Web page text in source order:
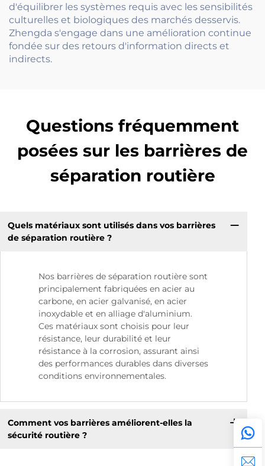
d'équilibrer les systèmes requis avec les sensibilités
culturelles et biologiques des marchés desservis.
Zhengda s'engage dans une amélioration continue
fondée sur des retours d'information directs et
indirects.
Questions fréquemment
posées sur les barrières de
séparation routière
Quels matériaux sont utilisés dans vos barrières
de séparation routière ?
Nos barrières de séparation routière sont
principalement fabriquées en acier au
carbone, en acier galvanisé, en acier
inoxydable et en alliage d'aluminium.
Ces matériaux sont choisis pour leur
résistance, leur durabilité et leur
résistance à la corrosion, assurant ainsi
des performances durables dans diverses
conditions environnementales.
Comment vos barrières améliorent-elles la
sécurité routière ?